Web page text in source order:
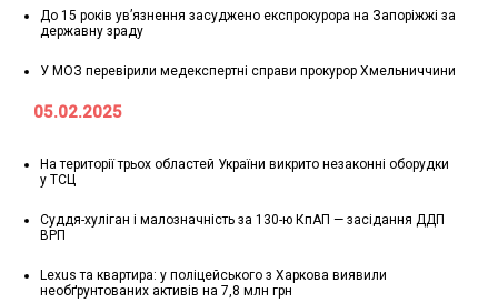
До 15 років ув’язнення засуджено експрокурора на Запоріжжі за
державну зраду
У МОЗ перевірили медекспертні справи прокурор Хмельниччини
05.02.2025
На території трьох областей України викрито незаконні оборудки
у ТСЦ
Суддя-хуліган і малозначність за 130-ю КпАП — засідання ДДП
ВРП
Lexus та квартира: у поліцейського з Харкова виявили
необґрунтованих активів на 7,8 млн грн